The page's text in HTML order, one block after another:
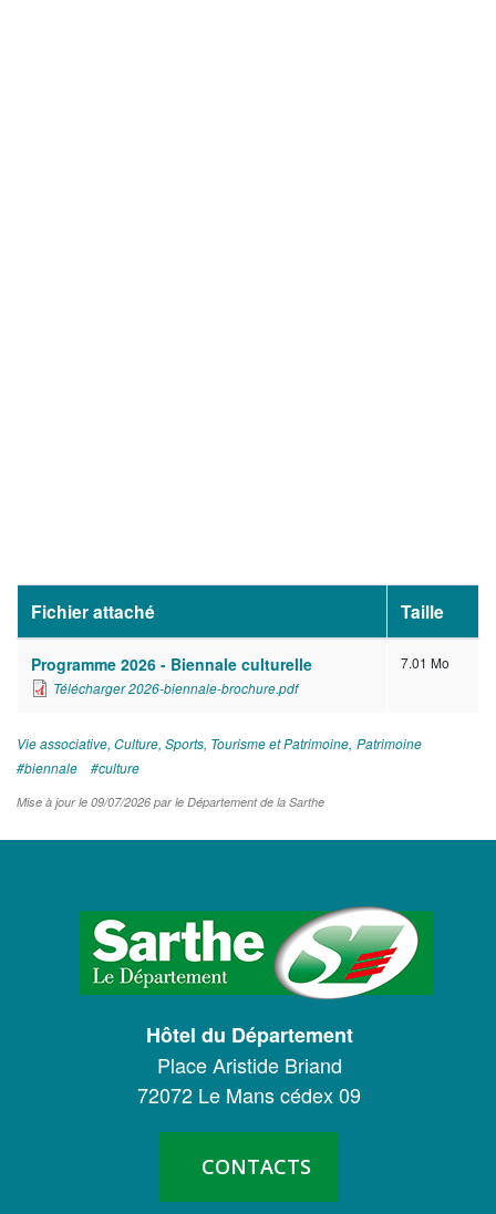
Fichier attaché Taille
Programme 2026 - Biennale culturelle
Télécharger 2026-biennale-brochure.pdf
7.01 Mo
Vie associative, Culture, Sports, Tourisme et Patrimoine Patrimoine
biennale
culture
Mise à jour le 09/07/2026 par le Département de la Sarthe
CONSEIL
DÉPARTEMENTAL
SARTHE
Hôtel du Département
Place Aristide Briand
72072 Le Mans cédex 09
CONTACTS